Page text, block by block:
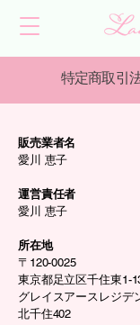
特定商取引
販売業者名
愛川 恵子
運営責任者
愛川 恵子
所在地
〒120-0025
東京都足立区千住東1-
グレイスアースレジデ
北千住402